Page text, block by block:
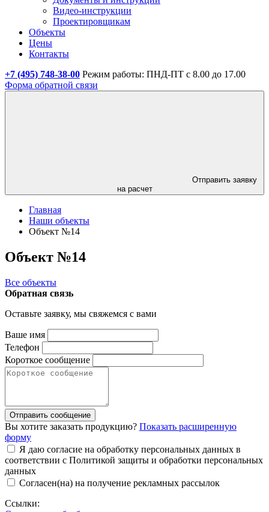
Видео-инструкции
Проектировщикам
Объекты
Цены
Контакты
+7 (495) 748-38-00 Режим работы: ПНД-ПТ с 8.00 до 17.00
Форма обратной связи
Отправить заявку
на расчет
Главная
Наши объекты
Объект №14
Объект №14
Все объекты
Обратная связь
Оставьте заявку, мы свяжемся с вами
Ваше имя
Телефон
Короткое сообщение
Отправить сообщение
Вы хотите заказать продукцию? Показать расширенную
форму
Я даю согласие на обработку персональных данных в
соответствии с Политикой защиты и обработки персональных
данных
Согласен(на) на получение рекламных рассылок
Ссылки: